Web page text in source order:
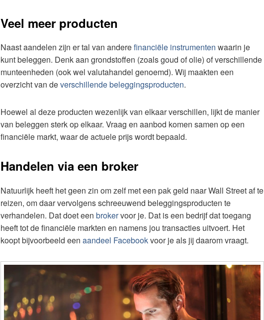
Veel meer producten
Naast aandelen zijn er tal van anderefinanciële instrumenten waarin je
kunt beleggen. Denk aan grondstoffen (zoals goud of olie) of verschillende
munteenheden (ook wel valutahandel genoemd). Wij maakten een
overzicht van deverschillende beleggingsproducten.
Hoewel al deze producten wezenlijk van elkaar verschillen, lijkt de manier
van beleggen sterk op elkaar. Vraag en aanbod komen samen op een
financiële markt, waar de actuele prijs wordt bepaald.
Handelen via een broker
Natuurlijk heeft het geen zin om zelf met een pak geld naar Wall Street af te
reizen, om daar vervolgens schreeuwend beleggingsproducten te
verhandelen. Dat doet een brokervoor je. Dat is een bedrijf dat toegang
heeft tot de financiële markten en namens jou transacties uitvoert. Het
koopt bijvoorbeeld een aandeel Facebookvoor je als jij daarom vraagt.